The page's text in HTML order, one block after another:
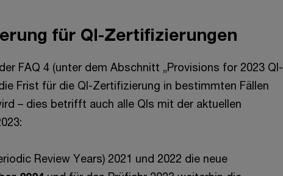
für QI-Zertifizierungen
FAQ 4 (unter dem Abschnitt „Provisions for 2023 QI-
Frist für die QI-Zertifizierung in bestimmten Fällen
– dies betrifft auch alle QIs mit der aktuellen
Review Years) 2021 und 2022 die neue